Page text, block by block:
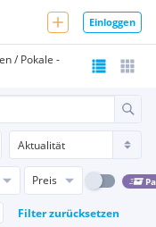
Einloggen
/ Pokale -
Preis
Filter zurücksetzen